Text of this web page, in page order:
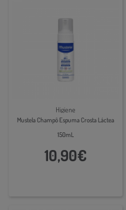
Higiene
Mustela Champô Espuma Crosta Láctea
150mL
10,90€